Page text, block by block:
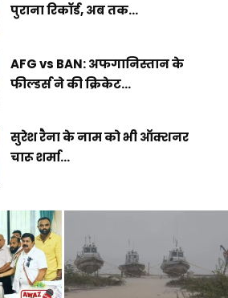
पुराना रिकॉर्ड, अब तक...
AFG vs BAN: अफगानिस्तान के
फील्डर्स ने की क्रिकेट...
सुरेश रैना के नाम को भी ऑक्शनर
चारू शर्मा...